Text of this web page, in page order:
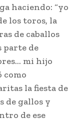
haciendo: “yo
los toros, la
de caballos
parte de
mi hijo
como
la fiesta de
de gallos y
de ese